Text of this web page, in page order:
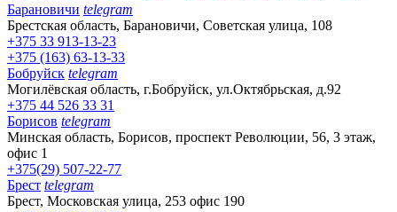
Барановичи telegram
Брестская область, Барановичи, Советская улица, 108
+375 33 913-13-23
+375 (163) 63-13-33
Бобруйск telegram
Могилёвская область, г.Бобруйск, ул.Октябрьская, д.92
+375 44 526 33 31
Борисов telegram
Минская область, Борисов, проспект Революции, 56, 3 этаж,
офис 1
+375(29) 507-22-77
Брест telegram
Брест, Московская улица, 253 офис 190